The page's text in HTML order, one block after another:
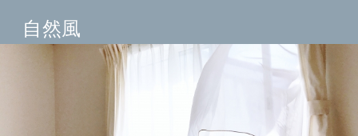
自然風